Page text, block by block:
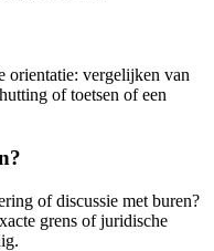
orientatie: vergelijken van
of toetsen of een
of discussie met buren?
grens of juridische